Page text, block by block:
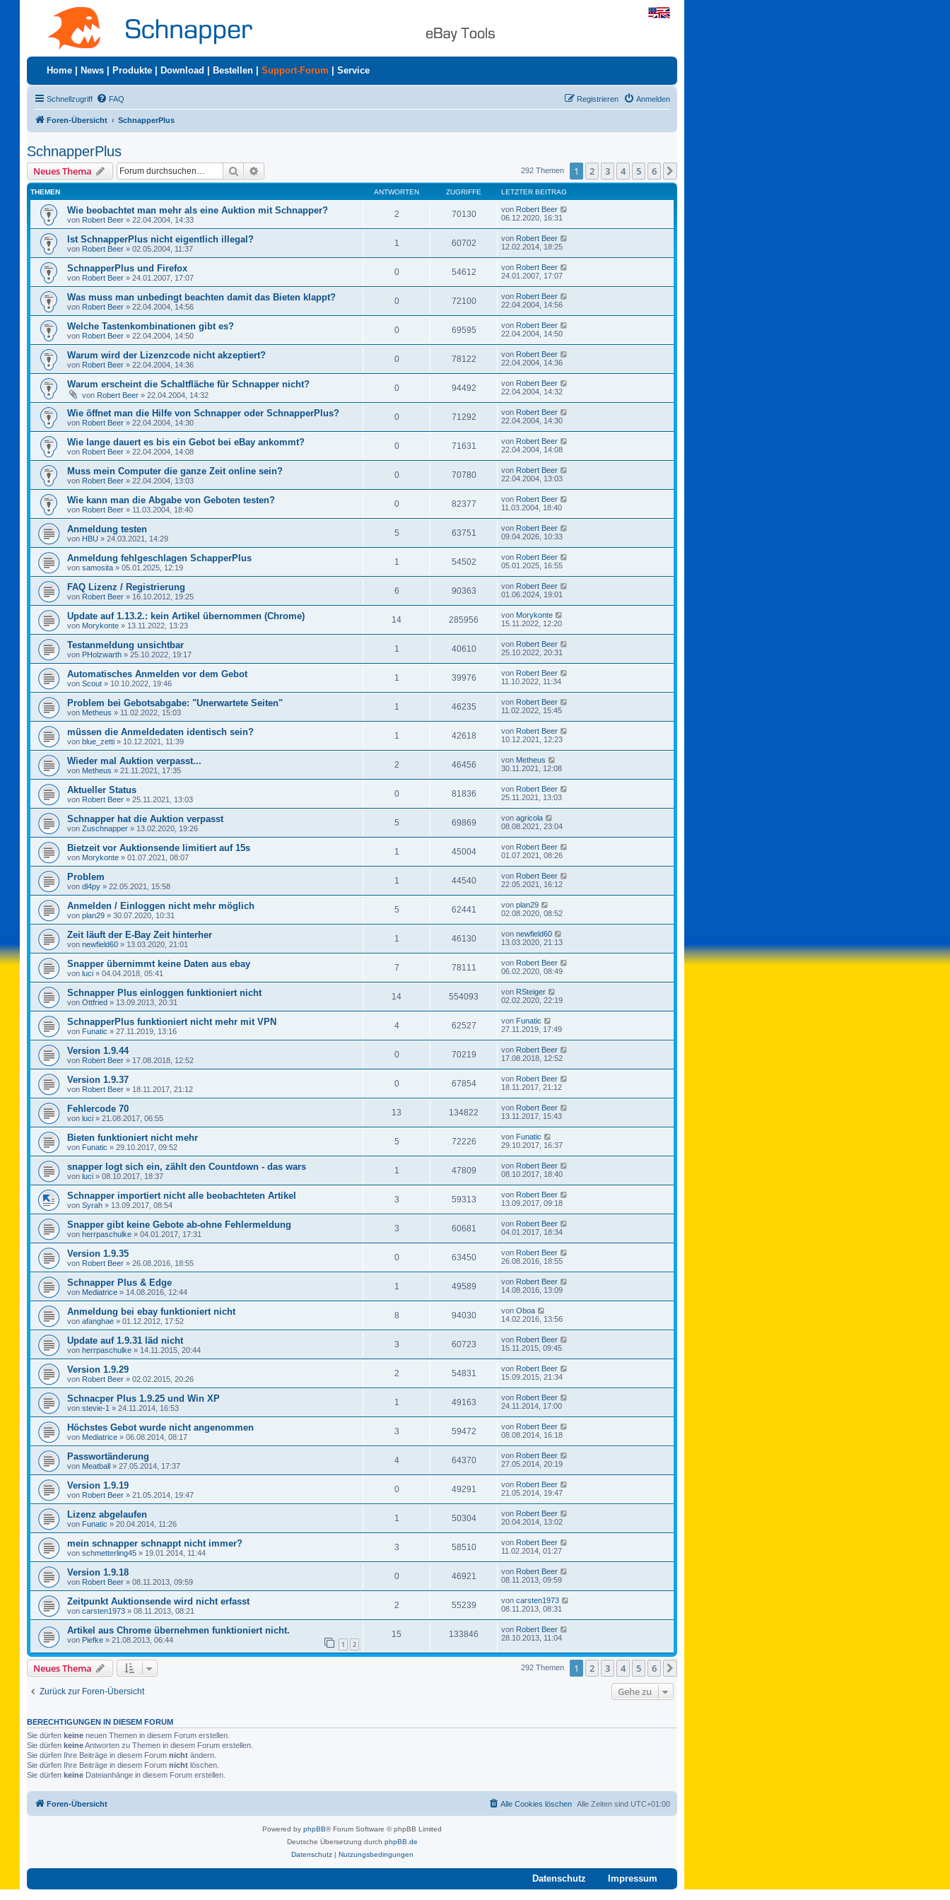
Home News Produkte Download Bestellen Support-Forum Service
Schnellzugriff FAQ Anmelden
Registrieren
Foren-Übersicht SchnapperPlus
SchnapperPlus
Neues Thema Suche 292 Themen 1 2 3 4 5 6
THEMEN ANTWORTEN ZUGRIFFE LETZTER BEITRAG
Wie beobachtet man mehr als eine Auktion mit Schnapper?
von Robert Beer » 22.04.2004, 14:33
2 70130 von Robert Beer
06.12.2020, 16:31
Ist SchnapperPlus nicht eigentlich illegal?
von Robert Beer » 02.05.2004, 11:37
1 60702 von Robert Beer
12.02.2014, 18:25
SchnapperPlus und Firefox
von Robert Beer » 24.01.2007, 17:07
0 54612 von Robert Beer
24.01.2007, 17:07
Was muss man unbedingt beachten damit das Bieten klappt?
von Robert Beer » 22.04.2004, 14:56
0 72100 von Robert Beer
22.04.2004, 14:56
Welche Tastenkombinationen gibt es?
von Robert Beer » 22.04.2004, 14:50
0 69595 von Robert Beer
22.04.2004, 14:50
Warum wird der Lizenzcode nicht akzeptiert?
von Robert Beer » 22.04.2004, 14:36
0 78122 von Robert Beer
22.04.2004, 14:36
Warum erscheint die Schaltfläche für Schnapper nicht?
von Robert Beer » 22.04.2004, 14:32
0 94492 von Robert Beer
22.04.2004, 14:32
Wie öffnet man die Hilfe von Schnapper oder SchnapperPlus?
von Robert Beer » 22.04.2004, 14:30
0 71292 von Robert Beer
22.04.2004, 14:30
Wie lange dauert es bis ein Gebot bei eBay ankommt?
von Robert Beer » 22.04.2004, 14:08
0 71631 von Robert Beer
22.04.2004, 14:08
Muss mein Computer die ganze Zeit online sein?
von Robert Beer » 22.04.2004, 13:03
0 70780 von Robert Beer
22.04.2004, 13:03
Wie kann man die Abgabe von Geboten testen?
von Robert Beer » 11.03.2004, 18:40
0 82377 von Robert Beer
11.03.2004, 18:40
Anmeldung testen
von HBU » 24.03.2021, 14:29
5 63751 von Robert Beer
09.04.2026, 10:33
Anmeldung fehlgeschlagen SchapperPlus
von samosita » 05.01.2025, 12:19
1 54502 von Robert Beer
05.01.2025, 16:55
FAQ Lizenz / Registrierung
von Robert Beer » 16.10.2012, 19:25
6 90363 von Robert Beer
01.06.2024, 19:01
Update auf 1.13.2.: kein Artikel übernommen (Chrome)
von Morykonte » 13.11.2022, 13:23
14 285956 von Morykonte
15.11.2022, 12:20
Testanmeldung unsichtbar
von PHolzwarth » 25.10.2022, 19:17
1 40610 von Robert Beer
25.10.2022, 20:31
Automatisches Anmelden vor dem Gebot
von Scout » 10.10.2022, 19:46
1 39976 von Robert Beer
11.10.2022, 11:34
Problem bei Gebotsabgabe: "Unerwartete Seiten"
von Metheus » 11.02.2022, 15:03
1 46235 von Robert Beer
11.02.2022, 15:45
müssen die Anmeldedaten identisch sein?
von blue_zetti » 10.12.2021, 11:39
1 42618 von Robert Beer
10.12.2021, 12:23
Wieder mal Auktion verpasst...
von Metheus » 21.11.2021, 17:35
2 46456 von Metheus
30.11.2021, 12:08
Aktueller Status
von Robert Beer » 25.11.2021, 13:03
0 81836 von Robert Beer
25.11.2021, 13:03
Schnapper hat die Auktion verpasst
von Zuschnapper » 13.02.2020, 19:26
5 69869 von agricola
08.08.2021, 23:04
Bietzeit vor Auktionsende limitiert auf 15s
von Morykonte » 01.07.2021, 08:07
1 45004 von Robert Beer
01.07.2021, 08:26
Problem
von dl4py » 22.05.2021, 15:58
1 44540 von Robert Beer
22.05.2021, 16:12
Anmelden / Einloggen nicht mehr möglich
von plan29 » 30.07.2020, 10:31
5 62441 von plan29
02.08.2020, 08:52
Zeit läuft der E-Bay Zeit hinterher
von newfield60 » 13.03.2020, 21:01
1 46130 von newfield60
13.03.2020, 21:13
Snapper übernimmt keine Daten aus ebay
von luci » 04.04.2018, 05:41
7 78111 von Robert Beer
06.02.2020, 08:49
Schnapper Plus einloggen funktioniert nicht
von Ottfried » 13.09.2013, 20:31
14 554093 von RSteiger
02.02.2020, 22:19
SchnapperPlus funktioniert nicht mehr mit VPN
von Funatic » 27.11.2019, 13:16
4 62527 von Funatic
27.11.2019, 17:49
Version 1.9.44
von Robert Beer » 17.08.2018, 12:52
0 70219 von Robert Beer
17.08.2018, 12:52
Version 1.9.37
von Robert Beer » 18.11.2017, 21:12
0 67854 von Robert Beer
18.11.2017, 21:12
Fehlercode 70
von luci » 21.08.2017, 06:55
13 134822 von Robert Beer
13.11.2017, 15:43
Bieten funktioniert nicht mehr
von Funatic » 29.10.2017, 09:52
5 72226 von Funatic
29.10.2017, 16:37
snapper logt sich ein, zählt den Countdown - das wars
von luci » 08.10.2017, 18:37
1 47809 von Robert Beer
08.10.2017, 18:40
Schnapper importiert nicht alle beobachteten Artikel
von Syrah » 13.09.2017, 08:54
3 59313 von Robert Beer
13.09.2017, 09:18
Snapper gibt keine Gebote ab-ohne Fehlermeldung
von herrpaschulke » 04.01.2017, 17:31
3 60681 von Robert Beer
04.01.2017, 18:34
Version 1.9.35
von Robert Beer » 26.08.2016, 18:55
0 63450 von Robert Beer
26.08.2016, 18:55
Schnapper Plus & Edge
von Mediatrice » 14.08.2016, 12:44
1 49589 von Robert Beer
14.08.2016, 13:09
Anmeldung bei ebay funktioniert nicht
von afanghae » 01.12.2012, 17:52
8 94030 von Oboa
14.02.2016, 13:56
Update auf 1.9.31 läd nicht
von herrpaschulke » 14.11.2015, 20:44
3 60723 von Robert Beer
15.11.2015, 09:45
Version 1.9.29
von Robert Beer » 02.02.2015, 20:26
2 54831 von Robert Beer
15.09.2015, 21:34
Schnacper Plus 1.9.25 und Win XP
von stevie-1 » 24.11.2014, 16:53
1 49163 von Robert Beer
24.11.2014, 17:00
Höchstes Gebot wurde nicht angenommen
von Mediatrice » 06.08.2014, 08:17
3 59472 von Robert Beer
08.08.2014, 16:18
Passwortänderung
von Meatball » 27.05.2014, 17:37
4 64370 von Robert Beer
27.05.2014, 20:19
Version 1.9.19
von Robert Beer » 21.05.2014, 19:47
0 49291 von Robert Beer
21.05.2014, 19:47
Lizenz abgelaufen
von Funatic » 20.04.2014, 11:26
1 50304 von Robert Beer
20.04.2014, 13:02
mein schnapper schnappt nicht immer?
von schmetterling45 » 19.01.2014, 11:44
3 58510 von Robert Beer
11.02.2014, 01:27
Version 1.9.18
von Robert Beer » 08.11.2013, 09:59
0 46921 von Robert Beer
08.11.2013, 09:59
Zeitpunkt Auktionsende wird nicht erfasst
von carsten1973 » 08.11.2013, 08:21
2 55239 von carsten1973
08.11.2013, 08:31
Artikel aus Chrome übernehmen funktioniert nicht.
von Piefke » 21.08.2013, 06:44 1 2
15 133846 von Robert Beer
28.10.2013, 11:04
Neues Thema 292 Themen 1 2 3 4 5 6
Zurück zur Foren-Übersicht Gehe zu
BERECHTIGUNGEN IN DIESEM FORUM
Sie dürfen keine neuen Themen in diesem Forum erstellen.
Sie dürfen keineAntworten zu Themen in diesem Forum erstellen.
Sie dürfen Ihre Beiträge in diesem Forum nicht ändern.
Sie dürfen Ihre Beiträge in diesem Forum nicht löschen.
Sie dürfen keine Dateianhänge in diesem Forum erstellen.
Foren-Übersicht Alle Zeiten sind UTC+01:00
Alle Cookies löschen
Powered by phpBB® Forum Software © phpBB Limited
Deutsche Übersetzung durch phpBB.de
Datenschutz| Nutzungsbedingungen
Datenschutz Impressum